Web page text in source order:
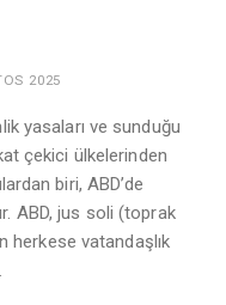
2025
yasaları ve sunduğu
çekici ülkelerinden
biri, ABD’de
ABD, jus soli (toprak
herkese vatandaşlık